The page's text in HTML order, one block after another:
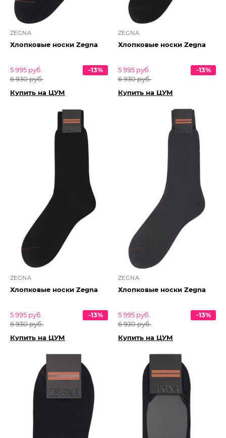
ZEGNA
Хлопковые носки Zegna
5 995 руб.
6 930 руб.
-13%
Купить на ЦУМ
ZEGNA
Хлопковые носки Zegna
5 995 руб.
6 930 руб.
-13%
Купить на ЦУМ
ZEGNA
Хлопковые носки Zegna
5 995 руб.
6 930 руб.
-13%
Купить на ЦУМ
ZEGNA
Хлопковые носки Zegna
5 995 руб.
6 930 руб.
-13%
Купить на ЦУМ